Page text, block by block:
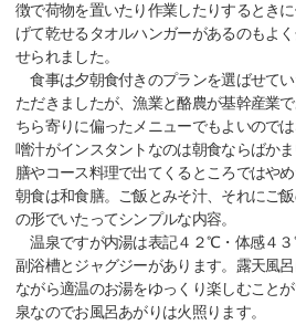
徴で荷物を置いたり作業したりするとき
げて乾せるタオルハンガーがあるのもよ
せられました。
食事は夕朝食付きのプランを選ばせて
ただきましたが、漁業と酪農が基幹産業
ちら寄りに偏ったメニューでもよいので
噌汁がインスタントなのは朝食ならばか
膳やコース料理で出てくるところではや
朝食は和食膳。ご飯とみそ汁、それにご
の形でいたってシンプルな内容。
温泉ですが内湯は表記４２℃・体感４
副浴槽とジャグジーがあります。露天風
ながら適温のお湯をゆっくり楽しむこと
泉なのでお風呂あがりは火照ります。